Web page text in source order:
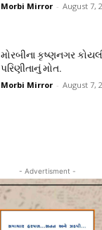
Morbi Mirror - August 7,
મોરબીના કૃષ્ણનગર
પરિણીતાનું મોત.
Morbi Mirror - August 7,
- Advertisment -